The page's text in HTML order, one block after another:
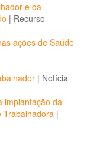
e da
| Recurso
ações de Saúde
| Notícia
implantação da
Trabalhadora |